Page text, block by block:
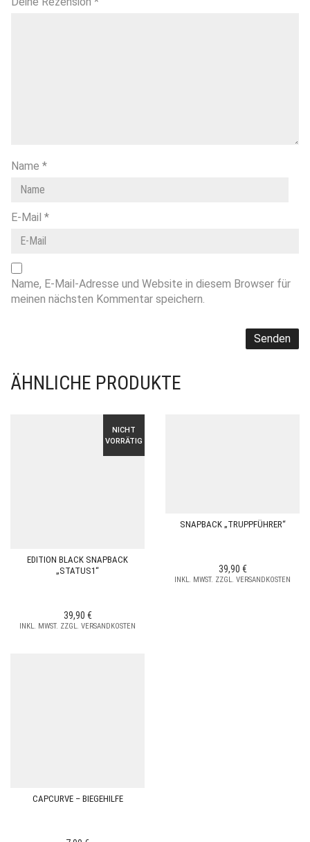
Name *
E-Mail *
Name, E-Mail-Adresse und Website in diesem Browser für
meinen nächsten Kommentar speichern.
ÄHNLICHE PRODUKTE
NICHT
VORRÄTIG
EDITION BLACK SNAPBACK
„STATUS1“
39,90 €
INKL. MWST. ZZGL. VERSANDKOSTEN
SNAPBACK „TRUPPFÜHRER“
39,90 €
INKL. MWST. ZZGL. VERSANDKOSTEN
CAPCURVE – BIEGEHILFE